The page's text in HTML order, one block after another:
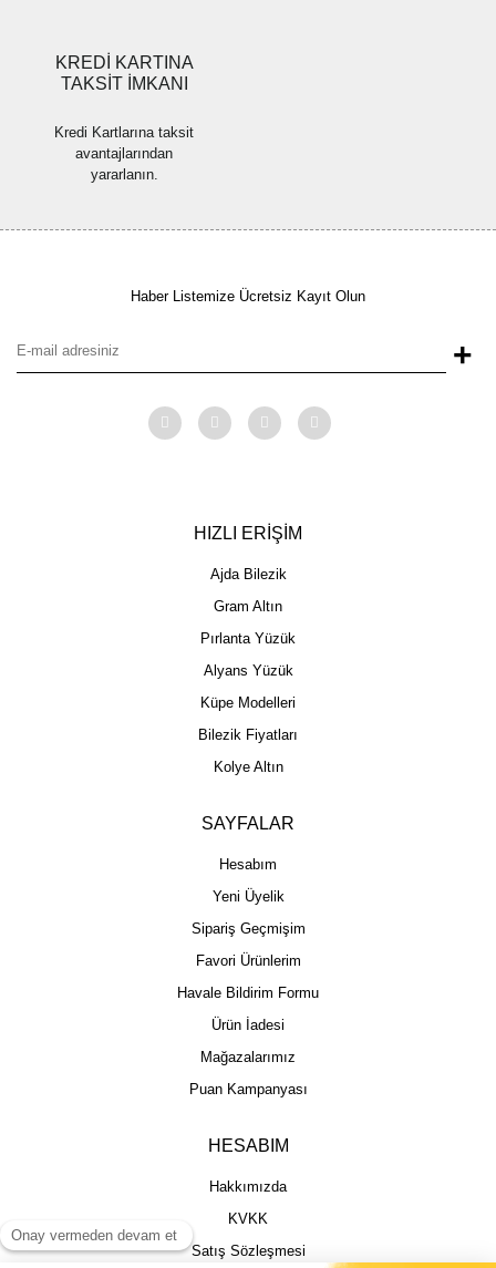
KREDİ KARTINA
TAKSİT İMKANI
Kredi Kartlarına taksit
avantajlarından
yararlanın.
Haber Listemize Ücretsiz Kayıt Olun
+
HIZLI ERİŞİM
Ajda Bilezik
Gram Altın
Pırlanta Yüzük
Alyans Yüzük
Küpe Modelleri
Bilezik Fiyatları
Kolye Altın
SAYFALAR
Hesabım
Yeni Üyelik
Sipariş Geçmişim
Favori Ürünlerim
Havale Bildirim Formu
Ürün İadesi
Mağazalarımız
Puan Kampanyası
HESABIM
Hakkımızda
KVKK
Satış Sözleşmesi